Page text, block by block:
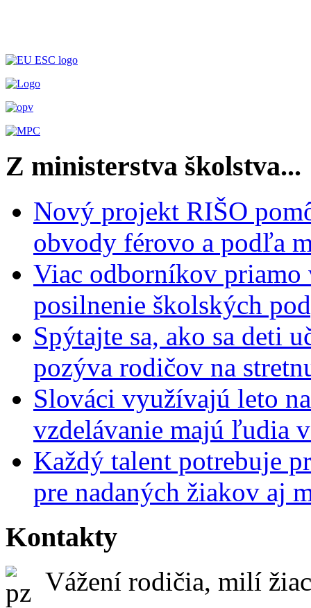
Z ministerstva školstva...
Nový projekt RIŠO
obvody férovo a podľa
Viac odborníkov priamo
posilnenie školských
Spýtajte sa, ako sa deti
pozýva rodičov na
Slováci využívajú leto
vzdelávanie majú ľudia
Každý talent potrebuje
pre nadaných žiakov aj
Kontakty
Vážení rodičia, milí